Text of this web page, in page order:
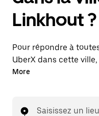
Linkhout ?
Pour répondre à
UberX dans cette
nous vous mettions
même disponibilité
More
Saisissez un lieu